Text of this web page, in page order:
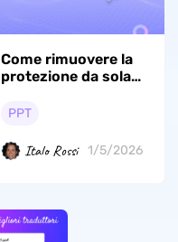
Come rimuovere la
protezione da sola
PowerPoint? Una
PPT
Italo Rossi 1/5/2026